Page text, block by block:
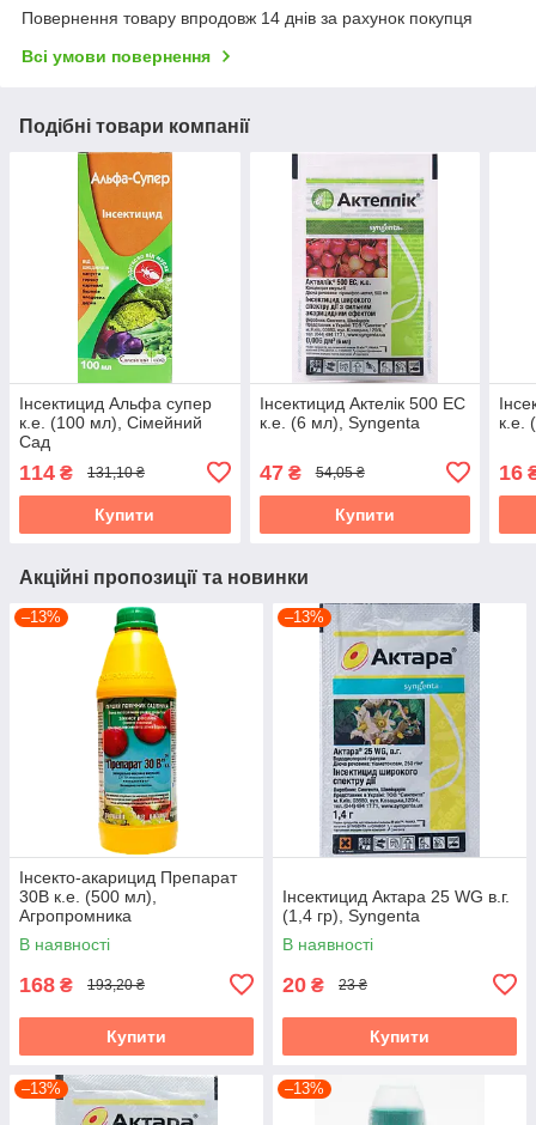
Повернення товару впродовж 14 днів за рахунок покупця
Всі умови повернення
Подібні товари компанії
Інсектицид Альфа супер
к.е. (100 мл), Сімейний
Сад
114 ₴ 131,10 ₴
Купити
Інсектицид Актелік 500 ЕС
к.е. (6 мл), Syngenta
47₴ 54,05 ₴
Купити
к.е.
16
Акційні пропозиції та новинки
–13%
Інсекто-акарицид Препарат
30В к.е. (500 мл),
Агропромника
В наявності
168 ₴ 193,20 ₴
Купити
–13%
Інсектицид Актара 25 WG в.г.
(1,4 гр), Syngenta
В наявності
20 ₴ 23 ₴
Купити
–13% –13%